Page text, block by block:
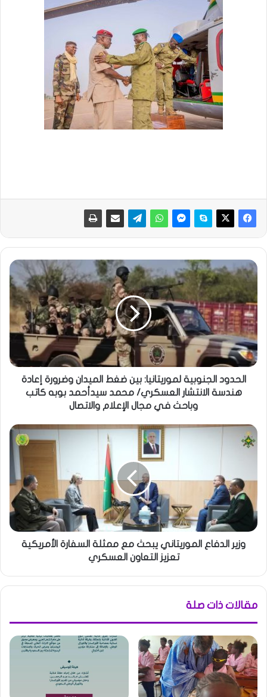
الحدود الجنوبية لموريتانيا: بين ضغط الميدان وضرورة إعادة
هندسة الانتشار العسكري/ محمد سيدأحمد بوبه كاتب
وباحث في مجال الإعلام والاتصال
وزير الدفاع الموريتاني يبحث مع ممثلة السفارة الأمريكية
تعزيز التعاون العسكري
مقالات ذات صلة